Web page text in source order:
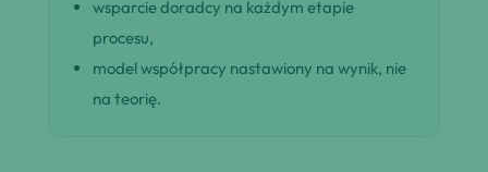
wsparcie doradcy na każdym etapie
procesu,
model współpracy nastawiony na wynik, nie
na teorię.